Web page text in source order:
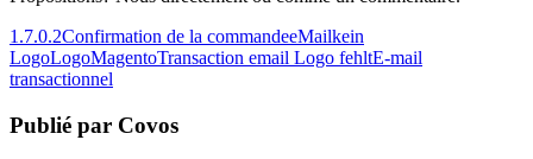
1.7.0.2Confirmation de la commandeeMailkein
LogoLogoMagentoTransaction email Logo fehltE-mail
transactionnel
Publié par Covos